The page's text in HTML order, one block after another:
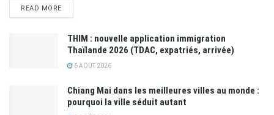
READ MORE
THIM : nouvelle application immigration
Thaïlande 2026 (TDAC, expatriés, arrivée)
6 AOÛT 2026
Chiang Mai dans les meilleures villes au monde :
pourquoi la ville séduit autant